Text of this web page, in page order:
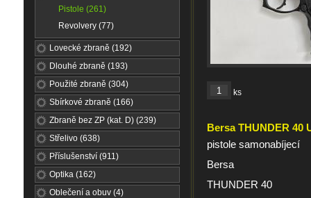
Pistole (261)
Revolvery (77)
Lovecké zbraně (192)
Dlouhé zbraně (193)
Použité zbraně (304)
Sbírkové zbraně (166)
Zbraně bez ZP (kat. D) (239)
Střelivo (638)
Příslušenství (911)
Optika (162)
Oblečení a obuv (4)
ks
Bersa THUNDER 40
pistole samonabíjecí
Bersa
THUNDER 40